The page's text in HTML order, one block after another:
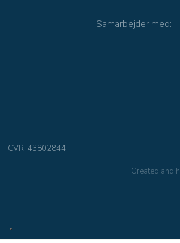
Samarbejder med​:
CVR​: 43802844
Created and